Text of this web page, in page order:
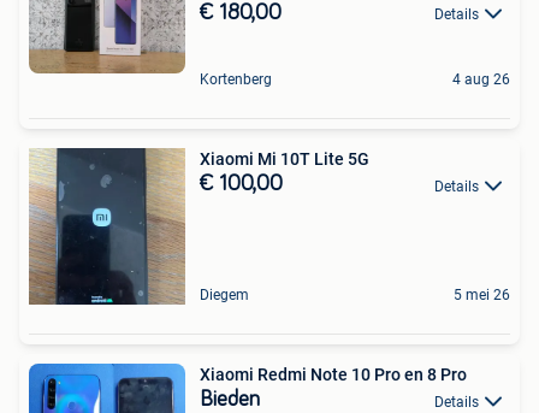
€ 180,00 Details
Kortenberg 4 aug 26
Xiaomi Mi 10T Lite 5G
€ 100,00 Details
Diegem 5 mei 26
Xiaomi Redmi Note 10 Pro en 8 Pro
Bieden Details